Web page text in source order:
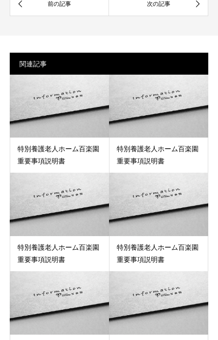
関連記事
特別養護老人ホーム百楽園
重要事項説明書
特別養護老人ホーム百楽園
重要事項説明書
特別養護老人ホーム百楽園
重要事項説明書
特別養護老人ホーム百楽園
重要事項説明書